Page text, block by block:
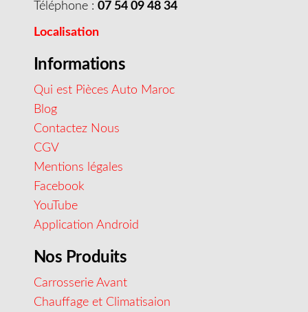
Téléphone : 07 54 09 48 34
Localisation
Informations
Qui est Pièces Auto Maroc
Blog
Contactez Nous
CGV
Mentions légales
Facebook
YouTube
Application Android
Nos Produits
Carrosserie Avant
Chauffage et Climatisaion